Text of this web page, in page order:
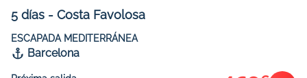
5 días - Costa Favolosa
ESCAPADA MEDITERRÁNEA
Barcelona